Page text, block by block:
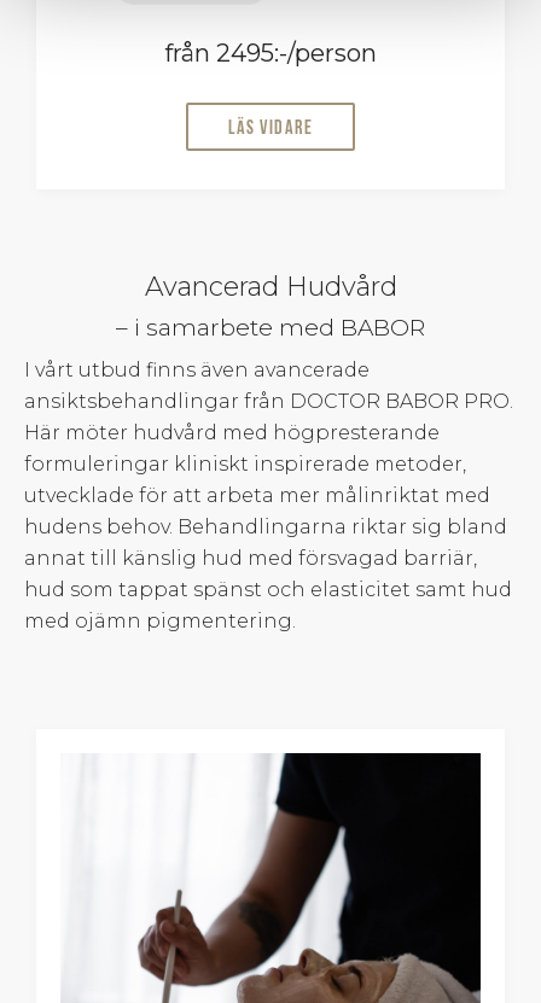
från 2495:-/person
Läs vidare
Avancerad Hudvård
– i samarbete med BABOR
I vårt utbud finns även avancerade
ansiktsbehandlingar från DOCTOR BABOR PRO.
Här möter hudvård med högpresterande
formuleringar kliniskt inspirerade metoder,
utvecklade för att arbeta mer målinriktat med
hudens behov. Behandlingarna riktar sig bland
annat till känslig hud med försvagad barriär,
hud som tappat spänst och elasticitet samt hud
med ojämn pigmentering.